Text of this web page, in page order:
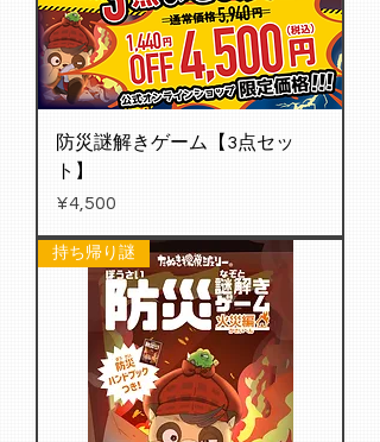
防災謎解きゲーム【3点セッ
ト】
Price
¥4,500
持ち帰り謎